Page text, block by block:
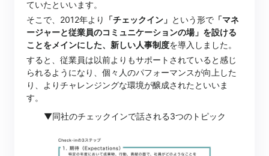
ていたといいます。
そこで、2012年より
「チェックイン」 という形で 「マネ
ージャーと従業員のコミュニケーションの場」を設ける
ことをメインにした、新しい人事制度を導入しました。
すると、従業員は以前よりもサポートされていると感じ
られるようになり、個々人のパフォーマンスが向上した
り、よりチャレンジングな環境が醸成されたといいま
す。
▼同社のチェックインで話される3つのトピック